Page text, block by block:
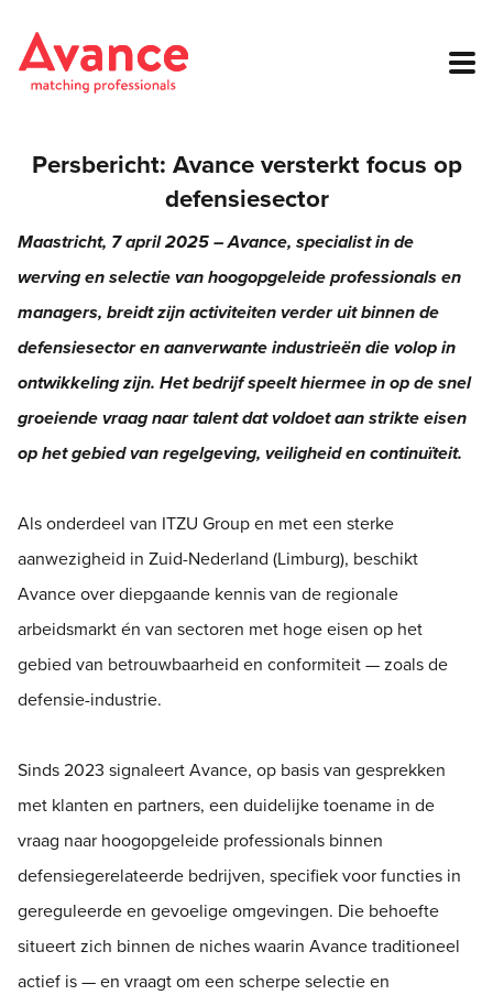
Persbericht: Avance versterkt focus op
defensiesector
Maastricht, 7 april 2025 – Avance, specialist in de
werving en selectie van hoogopgeleide professionals en
managers, breidt zijn activiteiten verder uit binnen de
defensiesector en aanverwante industrieën die volop in
ontwikkeling zijn. Het bedrijf speelt hiermee in op de snel
groeiende vraag naar talent dat voldoet aan strikte eisen
op het gebied van regelgeving, veiligheid en continuïteit.
Als onderdeel van ITZU Group en met een sterke
aanwezigheid in Zuid-Nederland (Limburg), beschikt
Avance over diepgaande kennis van de regionale
arbeidsmarkt én van sectoren met hoge eisen op het
gebied van betrouwbaarheid en conformiteit — zoals de
defensie-industrie.
Sinds 2023 signaleert Avance, op basis van gesprekken
met klanten en partners, een duidelijke toename in de
vraag naar hoogopgeleide professionals binnen
defensiegerelateerde bedrijven, specifiek voor functies in
gereguleerde en gevoelige omgevingen. Die behoefte
situeert zich binnen de niches waarin Avance traditioneel
actief is — en vraagt om een scherpe selectie en